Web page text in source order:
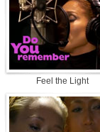
Feel the Light